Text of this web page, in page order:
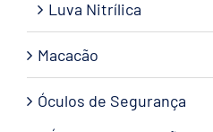
Luva Nitrílica
Macacão
Óculos de Segurança